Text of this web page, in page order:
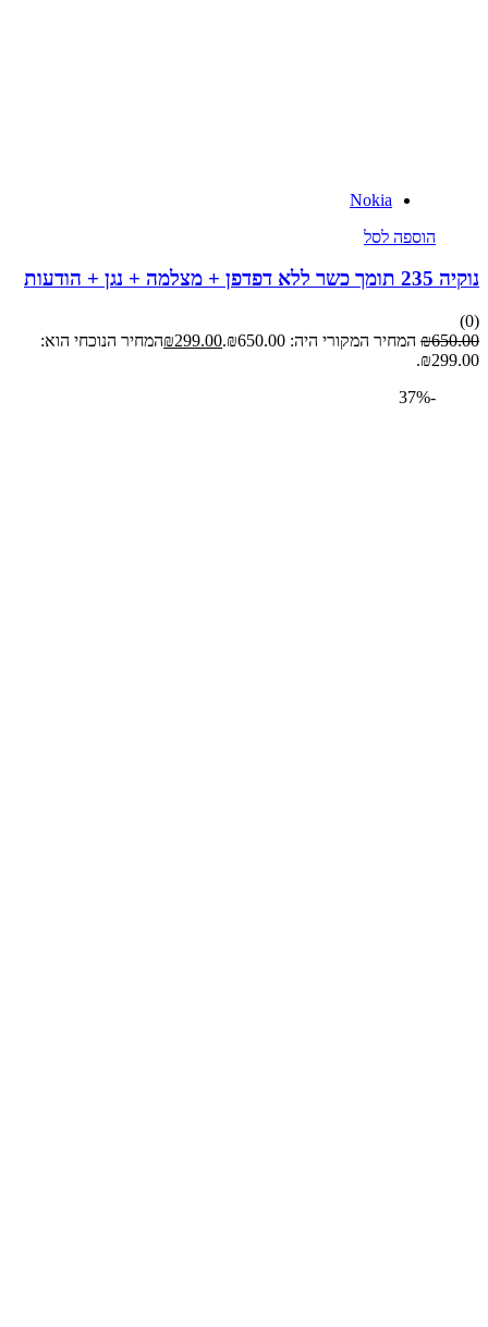
Nokia
הוספה לסל
נגן + הודעות
₪ המחיר המקורי היה: ₪650.00. ₪299.00 המחיר הנוכחי הוא: